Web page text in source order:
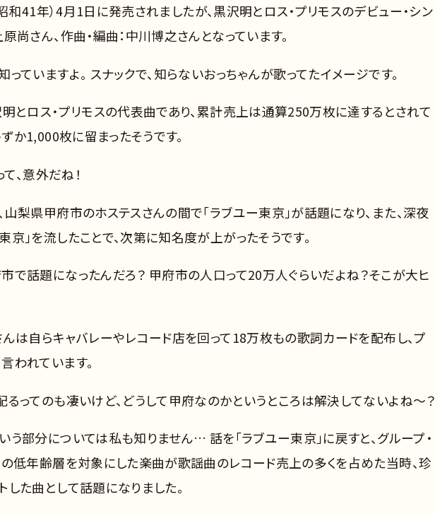
和41年）4月1日に発売されましたが、黒沢明とロス・プリモスのデビュー・シン
尚さん、作曲・編曲：中川博之さんとなっています。
っていますよ。 スナックで、知らないおっちゃんが歌ってたイメージです。
明とロス・プリモスの代表曲であり、累計売上は通算250万枚に達するとされて
か1,000枚に留まったそうです。
、意外だね！
山梨県甲府市のホステスさんの間で「ラブユー東京」が話題になり、また、深夜
京」を流したことで、次第に知名度が上がったそうです。
で話題になったんだろ？ 甲府市の人口って20万人ぐらいだよね？そこが大ヒ
んは自らキャバレーやレコード店を回って18万枚もの歌詞カードを配布し、プ
われています。
ってのも凄いけど、どうして甲府なのかというところは解決してないよね～？
う部分については私も知りません… 話を「ラブユー東京」に戻すと、グループ・
低年齢層を対象にした楽曲が歌謡曲のレコード売上の多くを占めた当時、珍
した曲として話題になりました。